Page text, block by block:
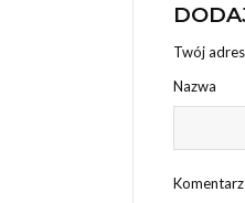
Twój
Nazwa
Komentarz